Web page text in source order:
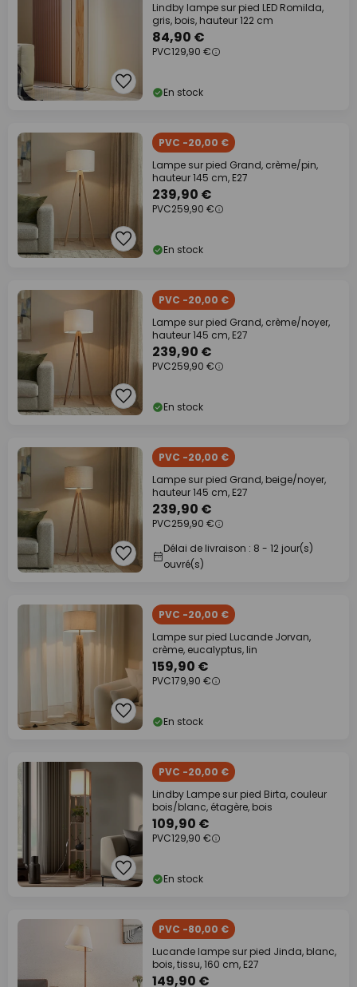
Lindby lampe sur pied LED Romilda,
gris, bois, hauteur 122 cm
84,90 €
PVC129,90 €
En stock
PVC -20,00 €
Lampe sur pied Grand, crème/pin,
hauteur 145 cm, E27
239,90 €
PVC259,90 €
En stock
PVC -20,00 €
Lampe sur pied Grand, crème/noyer,
hauteur 145 cm, E27
239,90 €
PVC259,90 €
En stock
PVC -20,00 €
Lampe sur pied Grand, beige/noyer,
hauteur 145 cm, E27
239,90 €
PVC259,90 €
Délai de livraison : 8 - 12 jour(s)
ouvré(s)
PVC -20,00 €
Lampe sur pied Lucande Jorvan,
crème, eucalyptus, lin
159,90 €
PVC179,90 €
En stock
PVC -20,00 €
Lindby Lampe sur pied Birta, couleur
bois/blanc, étagère, bois
109,90 €
PVC129,90 €
En stock
PVC -80,00 €
Lucande lampe sur pied Jinda, blanc,
bois, tissu, 160 cm, E27
149,90 €